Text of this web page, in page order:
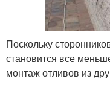
Поскольку
становится все
монтаж отливов из